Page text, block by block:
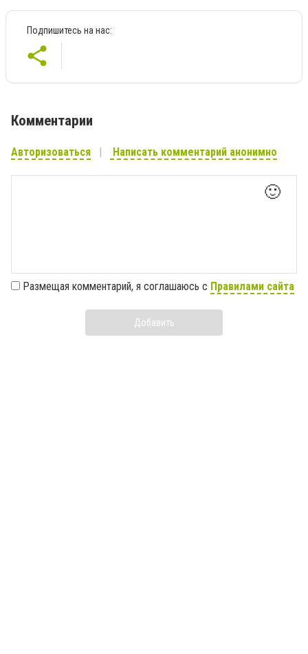
Подпишитесь на нас:
Комментарии
Авторизоваться Написать комментарий анонимно
🙂
Размещая комментарий, я соглашаюсь с Правилами сайта
Добавить